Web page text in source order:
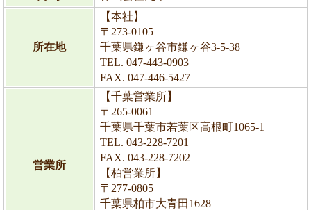
所在地
【本社】
〒273-0105
千葉県鎌ヶ谷市鎌ヶ谷3-5-38
TEL. 047-443-0903
FAX. 047-446-5427
営業所
【千葉営業所】
〒265-0061
千葉県千葉市若葉区高根町1065-1
TEL. 043-228-7201
FAX. 043-228-7202
【柏営業所】
〒277-0805
千葉県柏市大青田1628